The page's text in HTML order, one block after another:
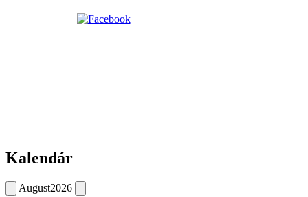
Kalendár
August2026